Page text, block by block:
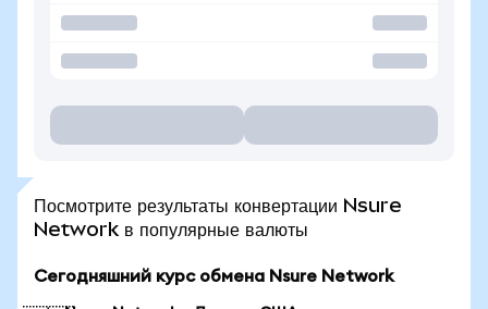
Посмотрите результаты конвертации Nsure
Network в популярные валюты
Сегодняшний курс обмена Nsure Network